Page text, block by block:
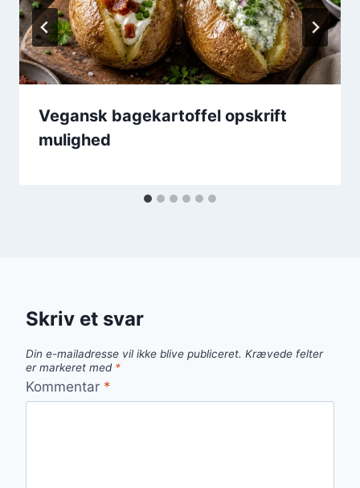
Vegansk bagekartoffel opskrift
mulighed
Skriv et svar
Din e-mailadresse vil ikke blive publiceret. Krævede felter
er markeret med *
Kommentar *